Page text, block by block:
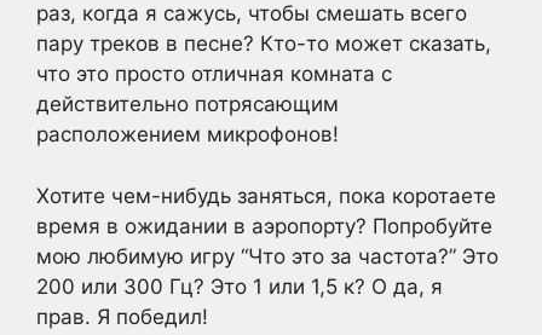
раз, когда я сажусь, чтобы смешать всего
пару треков в песне? Кто-то может сказать,
что это просто отличная комната с
действительно потрясающим
расположением микрофонов!
Хотите чем-нибудь заняться, пока коротаете
время в ожидании в аэропорту? Попробуйте
мою любимую игру “Что это за частота?” Это
200 или 300 Гц? Это 1 или 1,5 к? О да, я
прав. Я победил!